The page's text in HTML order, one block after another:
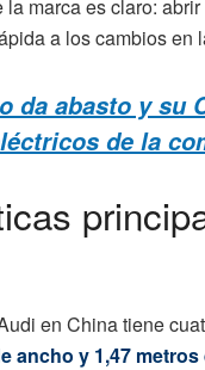
marca es claro:
a los cambios en
da abasto y su
de la
en China tiene
ancho y 1,47 metros